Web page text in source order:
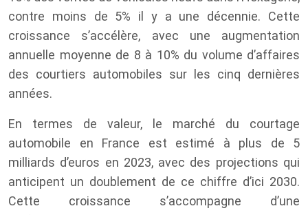
contre moins de 5% il y a une décennie. Cette
croissance s’accélère, avec une augmentation
annuelle moyenne de 8 à 10% du volume d’affaires
des courtiers automobiles sur les cinq dernières
années.
En termes de valeur, le marché du courtage
automobile en France est estimé à plus de 5
milliards d’euros en 2023, avec des projections qui
anticipent un doublement de ce chiffre d’ici 2030.
Cette croissance s’accompagne d’une